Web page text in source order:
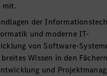
mit.
der
und moderne IT-
von Software-
Wissen in den Fächern
und